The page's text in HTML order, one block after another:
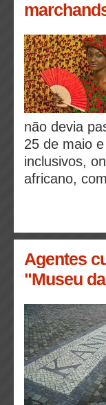
não devia
25 de maio
inclusivos,
africano,
Agentes
"Museu